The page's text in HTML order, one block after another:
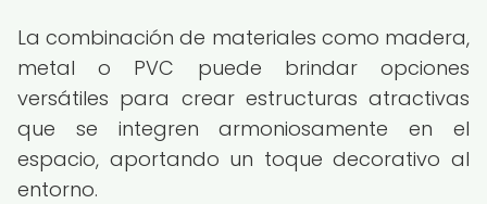
La combinación de materiales como madera,
metal o PVC puede brindar opciones
versátiles para crear estructuras atractivas
que se integren armoniosamente en el
espacio, aportando un toque decorativo al
entorno.